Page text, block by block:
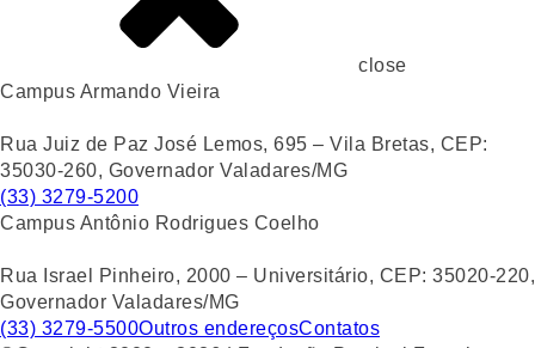
close
Campus Armando Vieira
Rua Juiz de Paz José Lemos, 695 – Vila Bretas, CEP:
35030-260, Governador Valadares/MG
(33) 3279-5200
Campus Antônio Rodrigues Coelho
Rua Israel Pinheiro, 2000 – Universitário, CEP: 35020-220,
Governador Valadares/MG
(33) 3279-5500Outros endereçosContatos